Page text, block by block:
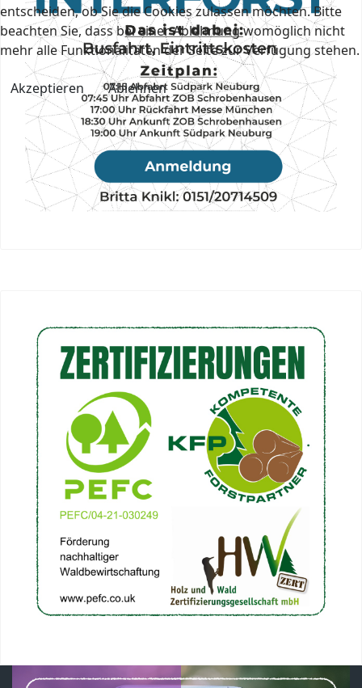
entscheiden, ob Sie die Cookies zulassen möchten. Bitte
beachten Sie, dass bei einer Ablehnung womöglich nicht
mehr alle Funktionalitäten der Seite zur Verfügung stehen.
Akzeptieren Ablehnen